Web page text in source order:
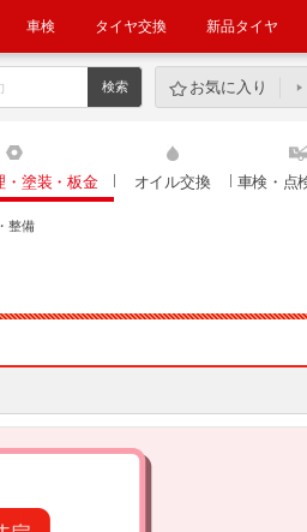
車検 タイヤ交換 新品タイヤ
お気に入り
・塗装・板金 オイル交換 車検・点
整備